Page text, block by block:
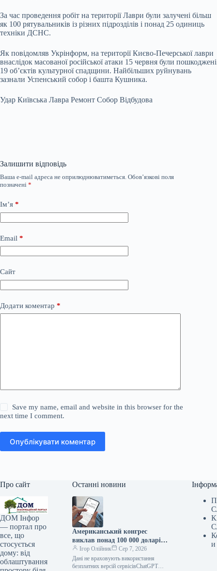
За час проведення робіт на території Лаври були залучені більш
як 100 рятувальників із різних підрозділів і понад 25 одиниць
техніки ДСНС.
Як повідомляв Укрінформ, на території Києво-Печерської лаври
внаслідок масованої російської атаки 15 червня були пошкоджені
19 об’єктів культурної спадщини. Найбільших руйнувань
зазнали Успенський собор і башта Кушника.
Удар Київська Лавра Ремонт Собор Відбудова
Залишити відповідь
Ваша e-mail адреса не оприлюднюватиметься. Обов’язкові поля
позначені *
Ім’я *
Email *
Сайт
Додати коментар *
Save my name, email and website in this browser for the
next time I comment.
Опублікувати коментар
Про сайт
ДОМ Інфор
— портал про
все, що
стосується
дому: від
облаштування
Останні новини
Американський конгрес
виклав понад 100 000 доларів
на ChatGPT.
Ігор Олійник
Сер 7, 2026
Дані не враховують використання
безплатних версій сервісівChatGPT
и